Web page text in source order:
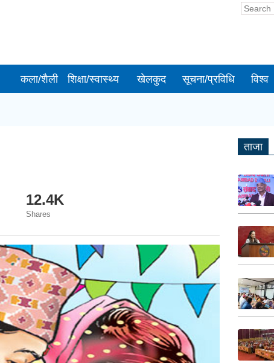
कला/शैली शिक्षा/स्वास्थ्य खेलकुद सूचना/प्रविधि विश्व
12.4K
Shares
ताजा